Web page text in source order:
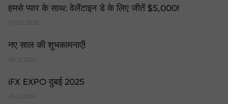
हमसे प्यार के साथ: वेलेंटाइन डे के लिए जीतें $5,000!
नए साल की शुभकामनाएँ!
30.12.2024
iFX EXPO दुबई 2025
25.12.2024